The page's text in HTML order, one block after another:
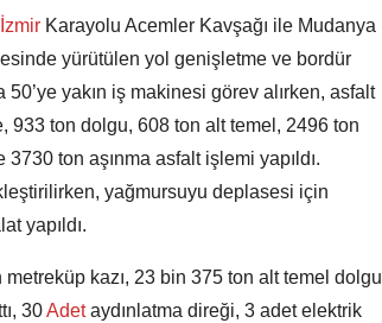
İzmir Karayolu Acemler Kavşağı ile Mudanya
yürütülen yol genişletme ve bordür
yakın iş makinesi görev alırken, asfalt
933 ton dolgu, 608 ton alt temel, 2496 ton
ton aşınma asfalt işlemi yapıldı.
yağmursuyu deplasesi için
yapıldı.
metreküp kazı, 23 bin 375 ton alt temel dolgu
30Adetaydınlatma direği, 3 adet elektrik